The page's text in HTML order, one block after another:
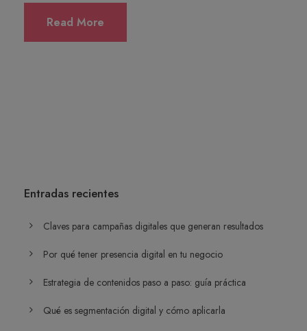
Read More
Entradas recientes
Claves para campañas digitales que generan resultados
Por qué tener presencia digital en tu negocio
Estrategia de contenidos paso a paso: guía práctica
Qué es segmentación digital y cómo aplicarla